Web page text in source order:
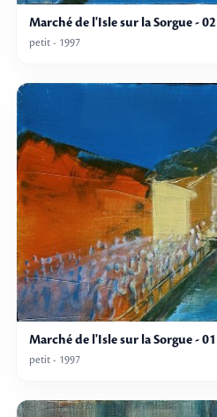
Marché de l'Isle sur la Sorgue - 02
petit - 1997
Marché de l'Isle sur la Sorgue - 01
petit - 1997